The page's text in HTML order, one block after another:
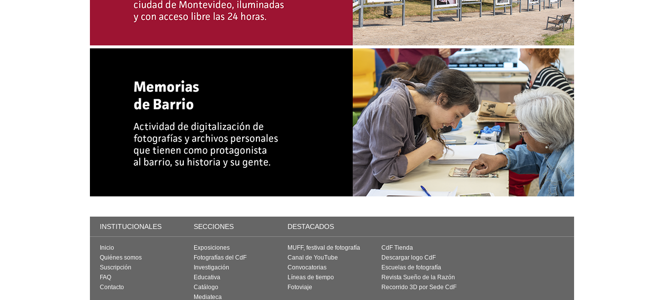
INSTITUCIONALES SECCIONES DESTACADOS
Inicio
Quiénes somos
Suscripción
FAQ
Contacto
Exposiciones
Fotografías del CdF
Investigación
Educativa
Catálogo
Mediateca
MUFF, festival de fotografía
Canal de YouTube
Convocatorias
Líneas de tiempo
Fotoviaje
CdF Tienda
Descargar logo CdF
Escuelas de fotografía
Revista Sueño de la Razón
Recorrido 3D por Sede CdF